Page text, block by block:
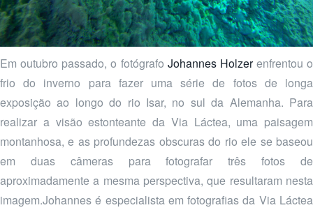
Em outubro passado, o fotógrafo Johannes Holzerenfrentou o
frio do inverno para fazer uma série de fotos de longa
exposição ao longo do rio Isar, no sul da Alemanha. Para
realizar a visão estonteante da Via Láctea, uma paisagem
montanhosa, e as profundezas obscuras do rio ele se baseou
em duas câmeras para fotografar três fotos de
aproximadamente a mesma perspectiva, que resultaram nesta
imagem.Johannes é especialista em fotografias da Via Láctea